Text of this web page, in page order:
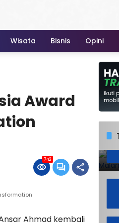
Wisata Bisnis Opini
Award
742
Ahmad kembali